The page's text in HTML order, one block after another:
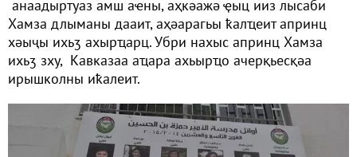
анаадыртуаз амш аҽны, аҳкәажә ҿыц ииз лысаби
Хамза длыманы дааит, аҳәарагьы ҟалҵеит апринц
хәыҷы ихьӡ ахырҵарц. Убри нахыс апринц Хамза
ихьӡ зху, Кавказаа аҵара ахьырҵо ачерқьесқәа
ирышколны иҟалеит.